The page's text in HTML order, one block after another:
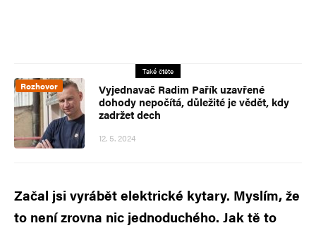
Také čtěte
Rozhovor
Vyjednavač Radim Pařík uzavřené
dohody nepočítá, důležité je vědět, kdy
zadržet dech
12. 5. 2024
Začal jsi vyrábět elektrické kytary. Myslím, že
to není zrovna nic jednoduchého. Jak tě to